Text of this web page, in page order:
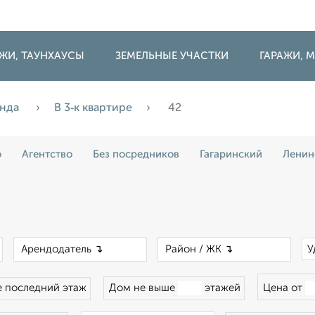
ТАУНХАУСЫ ЗЕМЕЛЬНЫЕ УЧАСТКИ ГАРАЖИ,
В 3‑к квартире 42
Агентство Без посредников Гагаринский
этаж Дом не выше этажей Цена от